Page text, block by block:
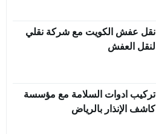
نقل عفش الكويت مع شركة نقلي
لنقل العفش
تركيب ادوات السلامة مع مؤسسة
كاشف الإنذار بالرياض